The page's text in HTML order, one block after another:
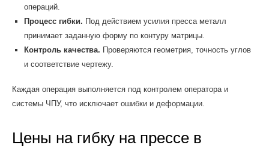
операций.
Процесс гибки. Под действием усилия пресса металл
принимает заданную форму по контуру матрицы.
Контроль качества. Проверяются геометрия, точность углов
и соответствие чертежу.
Каждая операция выполняется под контролем оператора и
системы ЧПУ, что исключает ошибки и деформации.
Цены на гибку на прессе в